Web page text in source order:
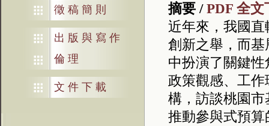
徵稿簡則
出版與寫作
倫理
文件下載
摘要 /PDF 全文
近年來，我國
創新之舉，而
中扮演了關鍵
政策觀感、工
構，訪談桃園
推動參與式預